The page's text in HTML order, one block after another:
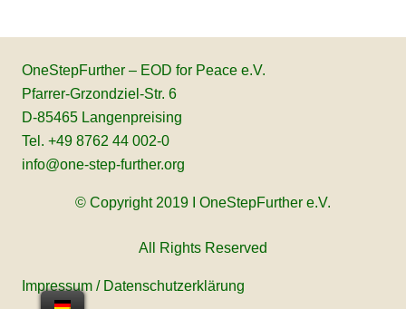
OneStepFurther – EOD for Peace e.V.
Pfarrer-Grzondziel-Str. 6
D-85465 Langenpreising
Tel. +49 8762 44 002-0
info@one-step-further.org
© Copyright 2019 I OneStepFurther e.V.
All Rights Reserved
Impressum / Datenschutzerklärung